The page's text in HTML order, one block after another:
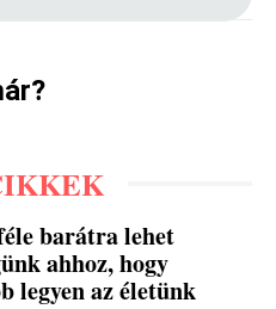
barátra lehet
ahhoz, hogy
legyen az életünk